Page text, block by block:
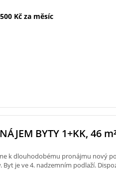
Kč za měsíc
BYTY 1+KK, 46
k dlouhodobému pronájmu nový
Byt je ve 4. nadzemním podlaží.